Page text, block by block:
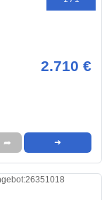
2.710 €
➦ ➜